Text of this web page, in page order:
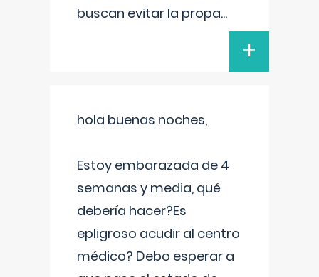
buscan evitar la propa...
+
hola buenas noches,
Estoy embarazada de 4
semanas y media, qué
debería hacer?Es
epligroso acudir al centro
médico? Debo esperar a